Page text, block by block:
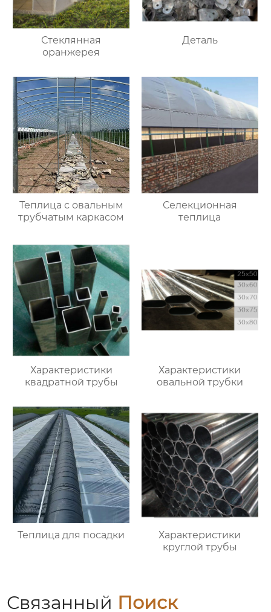
Стеклянная
оранжерея
Деталь
Теплица с овальным
трубчатым каркасом
Селекционная
теплица
Характеристики
квадратной трубы
Характеристики
овальной трубки
Теплица для посадки
Характеристики
круглой трубы
Связанный Поиск